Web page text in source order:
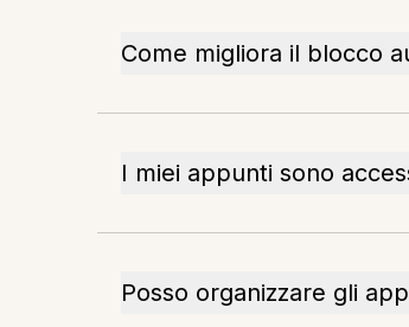
Come migliora il blocco
I miei appunti sono
Posso organizzare gli